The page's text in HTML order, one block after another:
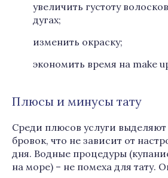
увеличить густоту
дугах;
изменить окраску;
экономить время на make
Плюсы и минусы тату
Среди плюсов услуги выделяют
бровок, что не зависит от
дня. Водные процедуры
на море) – не помеха для тату.